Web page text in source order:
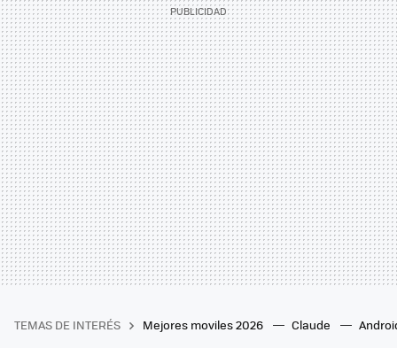
TEMAS DE INTERÉS Mejores moviles 2026 Claude